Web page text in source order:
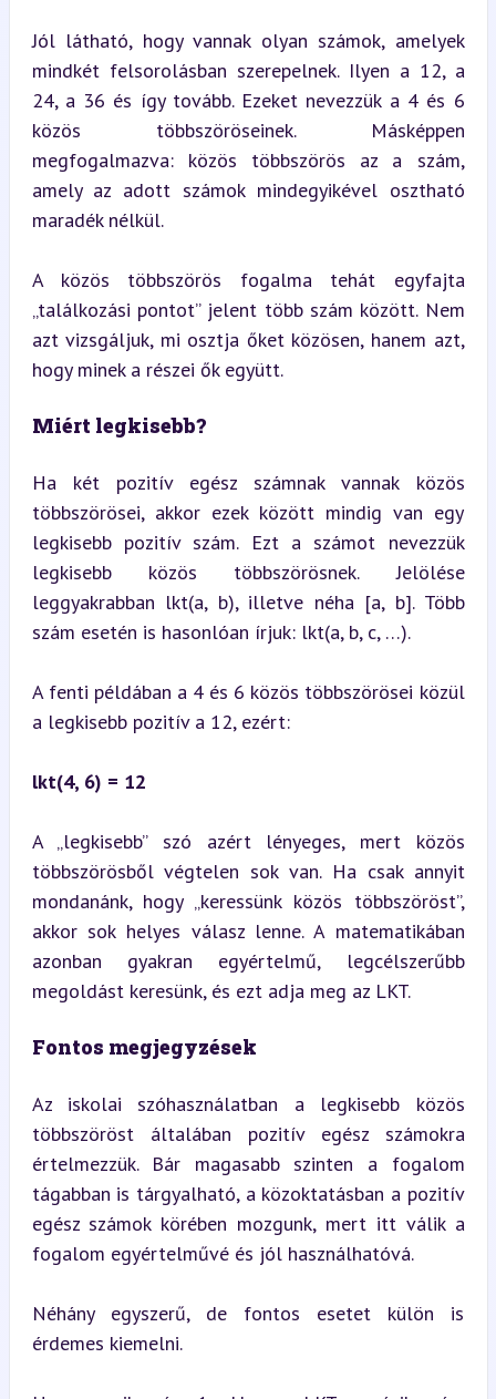
Jól látható, hogy vannak olyan számok, amelyek
mindkét felsorolásban szerepelnek. Ilyen a 12, a
24, a 36 és így tovább. Ezeket nevezzük a 4 és 6
közös többszöröseinek. Másképpen
megfogalmazva: közös többszörös az a szám,
amely az adott számok mindegyikével osztható
maradék nélkül.
A közös többszörös fogalma tehát egyfajta
„találkozási pontot” jelent több szám között. Nem
azt vizsgáljuk, mi osztja őket közösen, hanem azt,
hogy minek a részei ők együtt.
Miért legkisebb?
Ha két pozitív egész számnak vannak közös
többszörösei, akkor ezek között mindig van egy
legkisebb pozitív szám. Ezt a számot nevezzük
legkisebb közös többszörösnek. Jelölése
leggyakrabban lkt(a, b), illetve néha [a, b]. Több
szám esetén is hasonlóan írjuk: lkt(a, b, c, …).
A fenti példában a 4 és 6 közös többszörösei közül
a legkisebb pozitív a 12, ezért:
lkt(4, 6) = 12
A „legkisebb” szó azért lényeges, mert közös
többszörösből végtelen sok van. Ha csak annyit
mondanánk, hogy „keressünk közös többszöröst”,
akkor sok helyes válasz lenne. A matematikában
azonban gyakran egyértelmű, legcélszerűbb
megoldást keresünk, és ezt adja meg az LKT.
Fontos megjegyzések
Az iskolai szóhasználatban a legkisebb közös
többszöröst általában pozitív egész számokra
értelmezzük. Bár magasabb szinten a fogalom
tágabban is tárgyalható, a közoktatásban a pozitív
egész számok körében mozgunk, mert itt válik a
fogalom egyértelművé és jól használhatóvá.
Néhány egyszerű, de fontos esetet külön is
érdemes kiemelni.